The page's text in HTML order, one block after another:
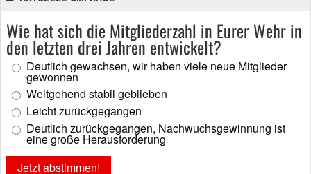
Wie hat sich die Mitgliederzahl in Eurer Wehr in
den letzten drei Jahren entwickelt?
Deutlich gewachsen, wir haben viele neue Mitglieder
gewonnen
Weitgehend stabil geblieben
Leicht zurückgegangen
Deutlich zurückgegangen, Nachwuchsgewinnung ist
eine große Herausforderung